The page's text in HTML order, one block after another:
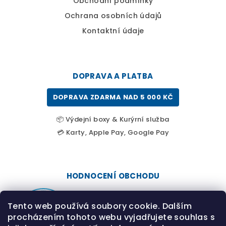
Tento web používá soubory cookie. Dalším
procházením tohoto webu vyjadřujete souhlas s
Ochrana osobních údajů
Kontaktní údaje
DOPRAVA A PLATBA
DOPRAVA ZDARMA NAD 5 000 KČ
📦 Výdejní boxy & Kurýrní služba
💳 Karty, Apple Pay, Google Pay
HODNOCENÍ OBCHODU